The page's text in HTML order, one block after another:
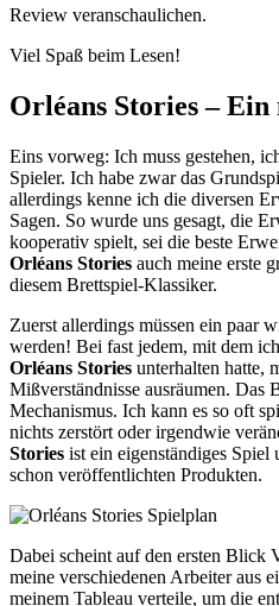
Review veranschaulichen.
Viel Spaß beim Lesen!
Orléans Stories –
Eins vorweg: Ich muss gestehen,
Spieler. Ich habe zwar das
allerdings kenne ich die diversen
Sagen. So wurde uns gesagt, die
kooperativ spielt, sei die beste
Orléans Stories auch meine erste
diesem Brettspiel-Klassiker.
Zuerst allerdings müssen ein paar
werden! Bei fast jedem, mit dem
Orléans Stories unterhalten hatte,
Mißverständnisse ausräumen. Das
Mechanismus. Ich kann es so oft
nichts zerstört oder irgendwie
Stories ist ein eigenständiges Spiel
schon veröffentlichten Produkten.
Dabei scheint auf den ersten Blick
meine verschiedenen Arbeiter aus
meinem Tableau verteile, um die